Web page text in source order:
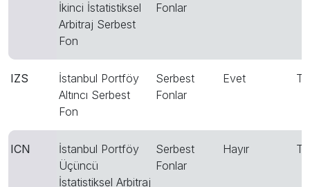
İkinci İstatistiksel
Arbitraj Serbest
Fon
Fonlar
IZS
İstanbul Portföy
Altıncı Serbest
Fon
Serbest
Fonlar
Evet
ICN
İstanbul Portföy
Üçüncü
İstatistiksel Arbitraj
Serbest
Fonlar
Hayır